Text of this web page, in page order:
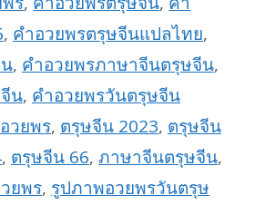
, คำอวยพรตรุษจีนแปลไทย,
, คำอวยพรภาษาจีนตรุษจีน,
น, คำอวยพรวันตรุษจีน
วยพร, ตรุษจีน 2023, ตรุษจีน
, ตรุษจีน 66, ภาษาจีนตรุษจีน,
ยพร, รูปภาพอวยพรวันตรุษ